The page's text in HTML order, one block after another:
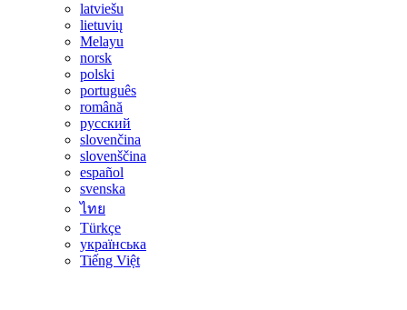
latviešu
lietuvių
Melayu
norsk
polski
português
română
русский
slovenčina
slovenščina
español
svenska
ไทย
Türkçe
українська
Tiếng Việt